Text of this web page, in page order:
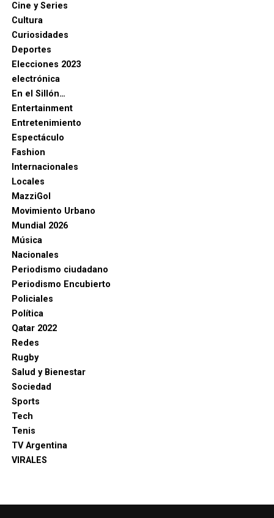
Cine y Series
Cultura
Curiosidades
Deportes
Elecciones 2023
electrónica
En el Sillón…
Entertainment
Entretenimiento
Espectáculo
Fashion
Internacionales
Locales
MazziGol
Movimiento Urbano
Mundial 2026
Música
Nacionales
Periodismo ciudadano
Periodismo Encubierto
Policiales
Política
Qatar 2022
Redes
Rugby
Salud y Bienestar
Sociedad
Sports
Tech
Tenis
TV Argentina
VIRALES